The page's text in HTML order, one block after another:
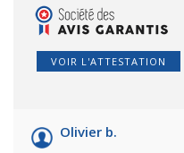
VOIR L'ATTESTATION
Olivier b.